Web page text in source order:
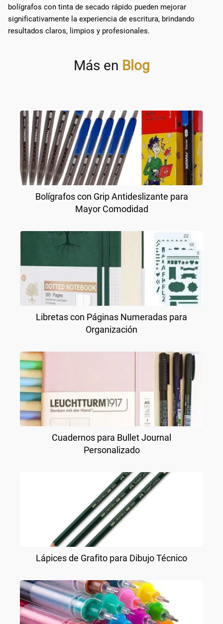
bolígrafos con tinta de secado rápido pueden mejorar
significativamente la experiencia de escritura, brindando
resultados claros, limpios y profesionales.
Más en Blog
Bolígrafos con Grip Antideslizante para
Mayor Comodidad
Libretas con Páginas Numeradas para
Organización
Cuadernos para Bullet Journal
Personalizado
Lápices de Grafito para Dibujo Técnico